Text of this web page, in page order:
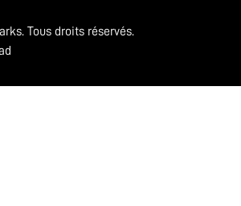
Tous droits réservés.